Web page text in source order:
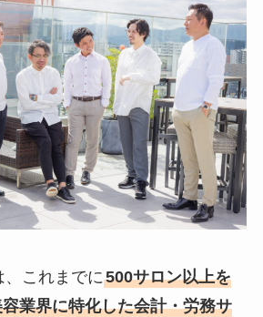
これまでに500サロン以上を
業界に特化した会計・労務サ